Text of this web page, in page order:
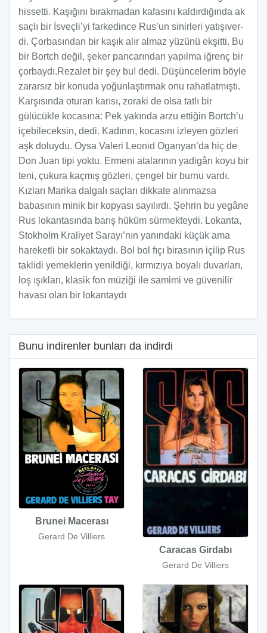
hissetti. Kaşığını bırakmadan kafasını kaldırdığında ak
saçlı bir İsveçli’yi farkedince Rus’un sinirleri yatışıver-
di. Çorbasından bir kaşık alır almaz yüzünü ekşitti. Bu
bir Bortch değil, şeker pancarından yapılma iğrenç bir
çorbaydı.Rezalet bir şey bu! dedi. Düşüncelerim böyle
zararsız bir konuda yoğunlaştırmak onu rahatlatmıştı.
Karşısında oturan karısı, zoraki de olsa tatlı bir
gülücükle kocasına: Pek yakında arzu ettiğin Bortch’u
içebileceksin, dedi. Kadının, kocasını izleyen gözleri
aşk doluydu. Oysa Valeri Leonid Oganyan’da hiç de
Don Juan tipi yoktu. Ermeni atalarının yadigârı koyu bir
teni, çukura kaçmış gözleri, çengel bir burnu vardı.
Kızları Marika dalgalı saçları dikkate alınmazsa
babasının minik bir kopyası sayılırdı. Şehrin bu yegâne
Rus lokantasında barış hüküm sürmekteydi. Lokanta,
Stokholm Kraliyet Sarayı’nın yanındaki küçük ama
hareketli bir sokaktaydı. Bol bol fıçı birasının içilip Rus
taklidi yemeklerin yenildiği, kırmızıya boyalı duvarları,
loş ışıkları, klasik fon müziği ile samimi ve güvenilir
havası olan bir lokantaydı
Bunu indirenler bunları da indirdi
Brunei Macerası
Gerard De Villiers
Caracas Girdabı
Gerard De Villiers